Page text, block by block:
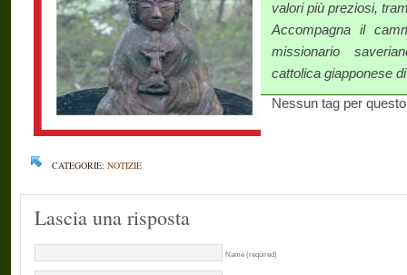
valori più preziosi,
Accompagna il
missionario
cattolica giapponese
Nessun tag per
CATEGORIE: NOTIZIE
Lascia una risposta
Name (required)